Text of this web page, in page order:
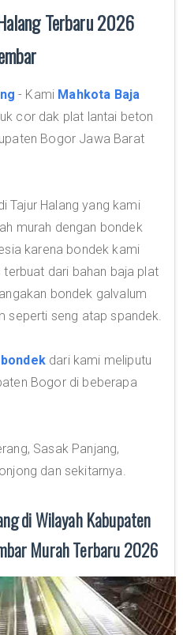
Terbaru 2026
- Kami Mahkota Baja
cor dak plat lantai beton
Bogor Jawa Barat
Tajur Halang yang kami
murah dengan bondek
karena bondek kami
dari bahan baja plat
bondek galvalum
seperti seng atap spandek.
bondekdari kami meliputu
Bogor di beberapa
Sasak Panjang,
dan sekitarnya.
di Wilayah Kabupaten
Murah Terbaru 2026